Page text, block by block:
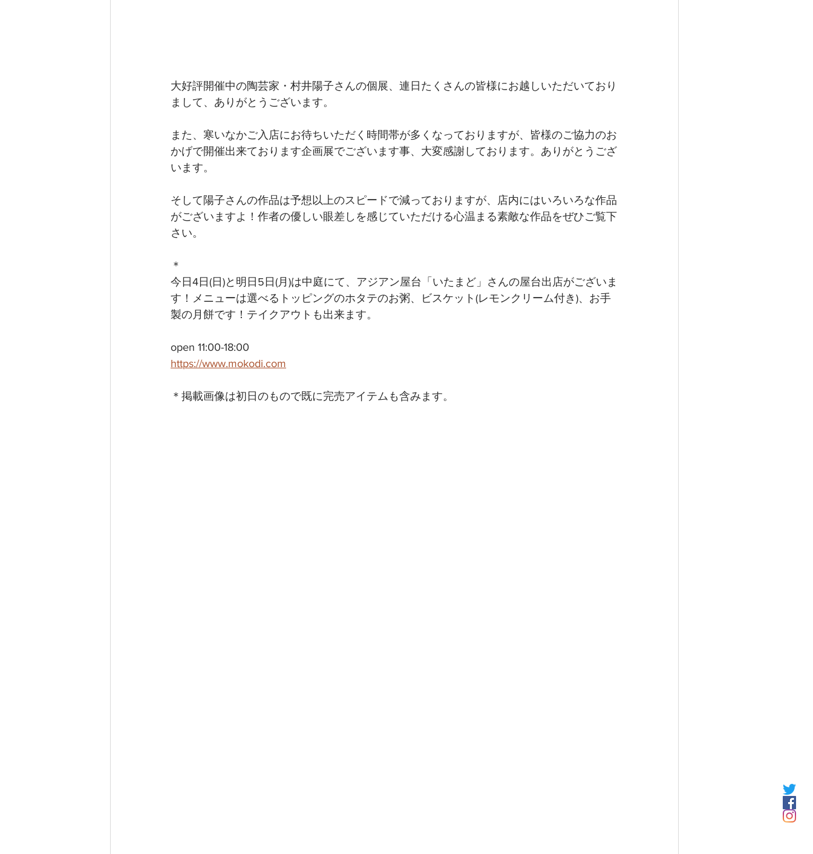
大好評開催中の陶芸家・村井陽子さんの個展、連日たくさんの皆様にお越しいただいており
まして、ありがとうございます。
また、寒いなかご入店にお待ちいただく時間帯が多くなっておりますが、皆様のご協力のお
かげで開催出来ております企画展でございます事、大変感謝しております。ありがとうござ
います。
そして陽子さんの作品は予想以上のスピードで減っておりますが、店内にはいろいろな作品
がございますよ！作者の優しい眼差しを感じていただける心温まる素敵な作品をぜひご覧下
さい。
＊
今日4日(日)と明日5日(月)は中庭にて、アジアン屋台「いたまど」さんの屋台出店がございま
す！メニューは選べるトッピングのホタテのお粥、ビスケット(レモンクリーム付き)、お手
製の月餅です！テイクアウトも出来ます。
open 11:00-18:00
https://www.mokodi.com
＊掲載画像は初日のもので既に完売アイテムも含みます。